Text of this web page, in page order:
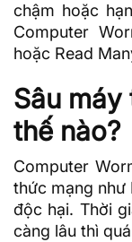
chậm hoặc
Computer
hoặc Read
Sâu
thế nào?
Computer
thức mạng như
độc hại. Thời
càng lâu thì